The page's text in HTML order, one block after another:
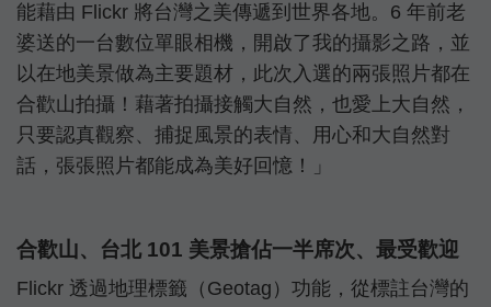
能藉由 Flickr 將台灣之美傳遞到世界各地。6 年前老
婆送的一台數位單眼相機，開啟了我的攝影之路，並
以在地美景做為主要題材，此次入選的兩張照片都在
合歡山拍攝！藉著拍攝接觸大自然，也愛上大自然，
只要認真觀察、捕捉風景的表情、用心和大自然對
話，張張照片都能成為美好回憶！」
合歡山、台北 101 美景搶佔一半席次、最受歡迎
Flickr 透過地理標籤（Geotag）功能，從標註台灣的